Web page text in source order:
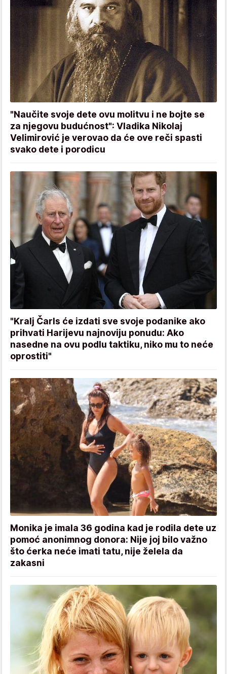
"Naučite svoje dete ovu molitvu i ne bojte se
za njegovu budućnost": Vladika Nikolaj
Velimirović je verovao da će ove reči spasti
svako dete i porodicu
"Kralj Čarls će izdati sve svoje podanike ako
prihvati Harijevu najnoviju ponudu: Ako
nasedne na ovu podlu taktiku, niko mu to neće
oprostiti"
Monika je imala 36 godina kad je rodila dete uz
pomoć anonimnog donora: Nije joj bilo važno
što ćerka neće imati tatu, nije želela da
zakasni